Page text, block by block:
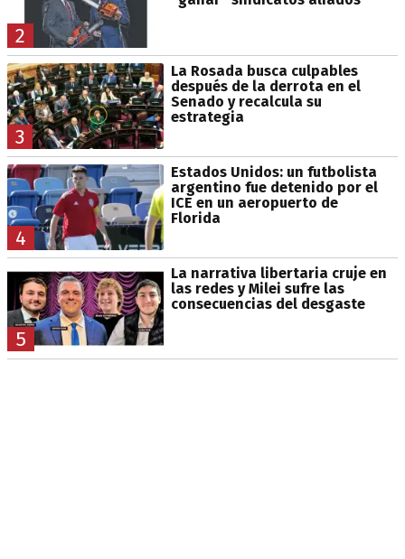
2
3
La Rosada busca culpables
después de la derrota en el
Senado y recalcula su
estrategia
4
Estados Unidos: un futbolista
argentino fue detenido por el
ICE en un aeropuerto de
Florida
5
La narrativa libertaria cruje en
las redes y Milei sufre las
consecuencias del desgaste